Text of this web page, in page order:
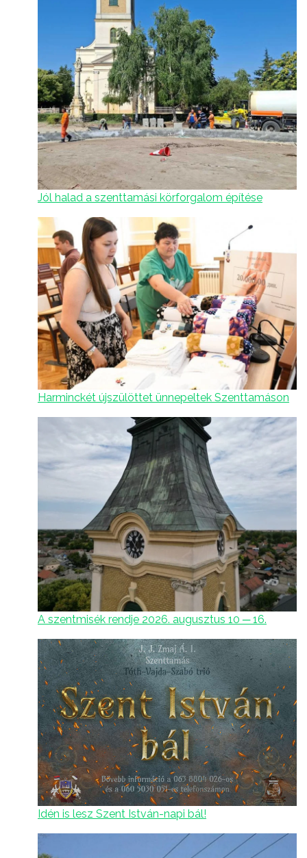
Jól halad a szenttamási körforgalom építése
Harminckét újszülöttet ünnepeltek Szenttamáson
A szentmisék rendje 2026. augusztus 10 ─ 16.
Idén is lesz Szent István-napi bál!